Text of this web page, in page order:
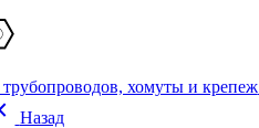
трубопроводов, хомуты и крепеж
Назад